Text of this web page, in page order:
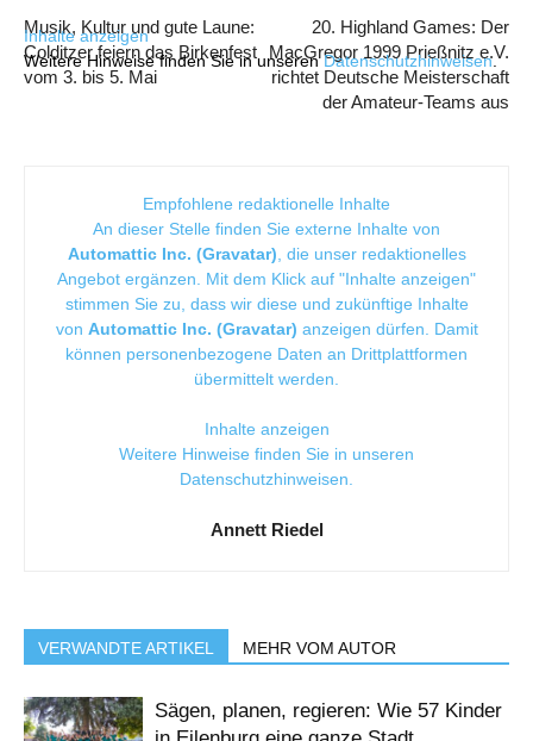
Inhalte anzeigen
Weitere Hinweise finden Sie in unserenDatenschutzhinweisen
Musik, Kultur und gute Laune:
Colditzer feiern das Birkenfest
vom 3. bis 5. Mai
20. Highland Games: Der
MacGregor 1999 Prießnitz e.V.
richtet Deutsche Meisterschaft
der Amateur-Teams aus
Empfohlene redaktionelle Inhalte
An dieser Stelle finden Sie externe Inhalte von
Automattic Inc. (Gravatar) , die unser redaktionelles
Angebot ergänzen. Mit dem Klick auf "Inhalte anzeigen"
stimmen Sie zu, dass wir diese und zukünftige Inhalte
von Automattic Inc. (Gravatar) anzeigen dürfen. Damit
können personenbezogene Daten an Drittplattformen
übermittelt werden.
Inhalte anzeigen
Weitere Hinweise finden Sie in unseren
Datenschutzhinweisen
Annett Riedel
VERWANDTE ARTIKEL MEHR VOM AUTOR
Sägen, planen, regieren: Wie 57 Kinder